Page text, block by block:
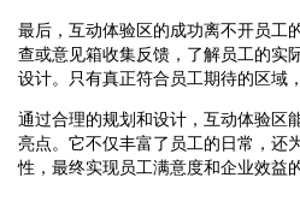
最后，互动体验区的成功离不开员工
查或意见箱收集反馈，了解员工的实
设计。只有真正符合员工期待的区域
通过合理的规划和设计，互动体验区
亮点。它不仅丰富了员工的日常，还
性，最终实现员工满意度和企业效益